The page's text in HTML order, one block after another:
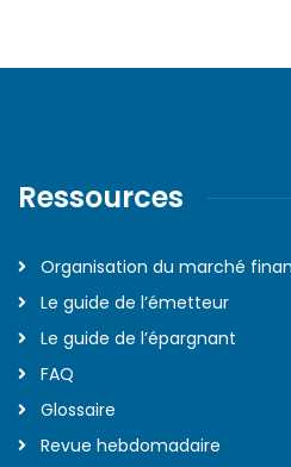
Ressources
Organisation du marché
Le guide de l’émetteur
Le guide de l’épargnant
FAQ
Glossaire
Revue hebdomadaire